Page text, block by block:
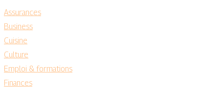
Assurances
Business
Cuisine
Culture
Emploi & formations
Finances